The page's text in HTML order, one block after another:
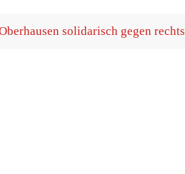
soli­da­risch gegen rechts